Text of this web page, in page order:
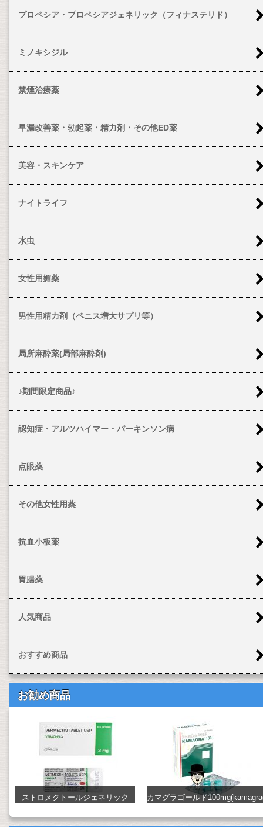
プロペシア・プロペシアジェネリック（フィナステリド）
ミノキシジル
禁煙治療薬
早漏改善薬・勃起薬・精力剤・その他ED薬
美容・スキンケア
ナイトライフ
水虫
女性用媚薬
男性用精力剤（ペニス増大サプリ等）
局所麻酔薬(局部麻酔剤)
♪期間限定商品♪
認知症・アルツハイマー・パーキンソン病
点眼薬
その他女性用薬
抗血小板薬
胃腸薬
人気商品
おすすめ商品
お勧め商品
ストロメクトールジェネリック
カマグラゴールド